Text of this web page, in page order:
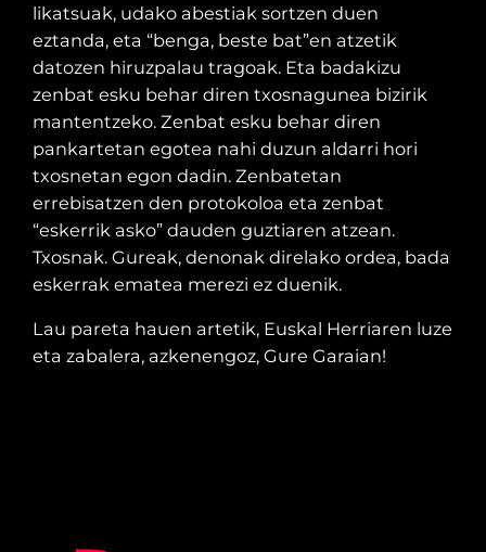
likatsuak, udako abestiak sortzen duen
eztanda, eta “benga, beste bat”en atzetik
datozen hiruzpalau tragoak. Eta badakizu
zenbat esku behar diren txosnagunea bizirik
mantentzeko. Zenbat esku behar diren
pankartetan egotea nahi duzun aldarri hori
txosnetan egon dadin. Zenbatetan
errebisatzen den protokoloa eta zenbat
“eskerrik asko” dauden guztiaren atzean.
Txosnak. Gureak, denonak direlako ordea, bada
eskerrak ematea merezi ez duenik.
Lau pareta hauen artetik, Euskal Herriaren luze
eta zabalera, azkenengoz, Gure Garaian!